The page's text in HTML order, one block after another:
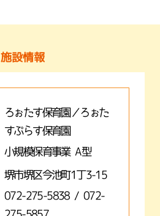
施設情報
ろぉたす保育園／ろぉた
すぷらす保育園
小規模保育事業 A型
堺市堺区今池町1丁3-15
072-275-5838 / 072-
275-5857